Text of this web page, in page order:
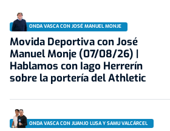
ONDA VASCA CON JOSÉ MANUEL MONJE
Movida Deportiva con José
Manuel Monje (07/08/26) |
Hablamos con Iago Herrerín
sobre la portería del Athletic
ONDA VASCA CON JUANJO LUSA Y SAMU VALCÁRCEL